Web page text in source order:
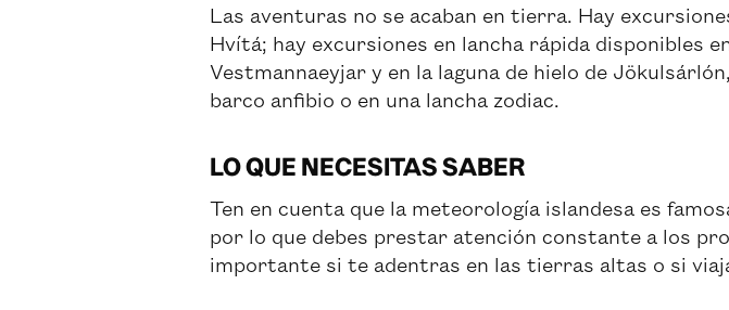
Las aventuras no se acaban en tierra. Hay
Hvítá; hay excursiones en lancha rápida disponibles
Vestmannaeyjar y en la laguna de hielo de
barco anfibio o en una lancha zodiac.
LO QUE NECESITAS SABER
Ten en cuenta que la meteorología islandesa es
por lo que debes prestar atención constante a los
importante si te adentras en las tierras altas o si